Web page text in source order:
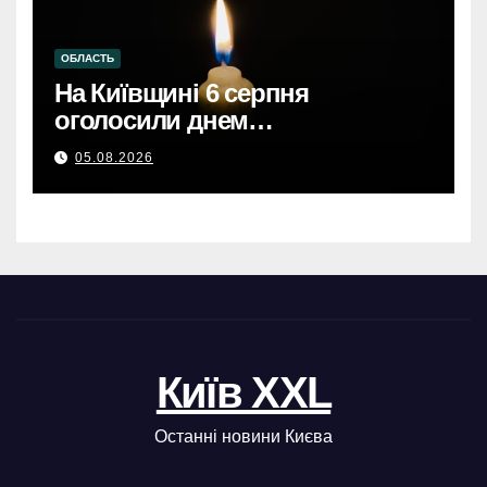
ОБЛАСТЬ
На Київщині 6 серпня
оголосили днем
жалобиКиївщина в жалобі: 6
загиблими.
05.08.2026
Київ XXL
Останні новини Києва